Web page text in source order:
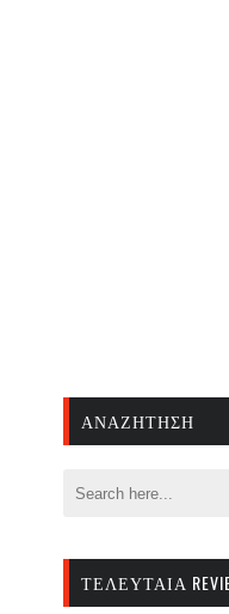
ΑΝΑΖΉΤΗΣΗ
ΤΕΛΕΥΤΑΊΑ